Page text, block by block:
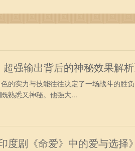
超强输出背后的神秘效果解析
的实力与技能往往决定了一场战斗的胜
熟悉又神秘。他强大...
度剧《命爱》中的爱与选择》